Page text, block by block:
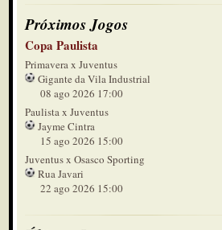
defende
41'
2º tempo
Prudente segue no campo de ataque e
o Juventus fechado
38'
2º tempo
Entrou também o Graziani, acho que
o Ferreira saiu
38' Grêmio Prudente faz pressão
37'
Próximos Jogos
Copa Paulista
Primavera x Juventus
Gigante da Vila Industrial
08 ago 2026 17:00
Paulista x Juventus
Jayme Cintra
15 ago 2026 15:00
Juventus x Osasco Sporting
Rua Javari
22 ago 2026 15:00